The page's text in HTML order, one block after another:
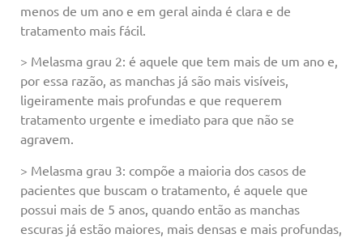
menos de um ano e em geral ainda é clara e de
tratamento mais fácil.
> Melasma grau 2: é aquele que tem mais de um ano e,
por essa razão, as manchas já são mais visíveis,
ligeiramente mais profundas e que requerem
tratamento urgente e imediato para que não se
agravem.
> Melasma grau 3: compõe a maioria dos casos de
pacientes que buscam o tratamento, é aquele que
possui mais de 5 anos, quando então as manchas
escuras já estão maiores, mais densas e mais profundas,